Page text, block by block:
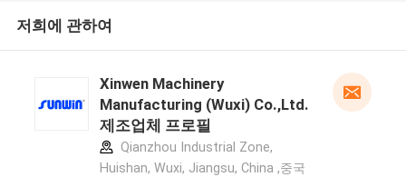
저희에 관하여
Xinwen Machinery
Manufacturing (Wuxi) Co.,Ltd.
제조업체 프로필
Qianzhou Industrial Zone,
Huishan, Wuxi, Jiangsu, China ,중국